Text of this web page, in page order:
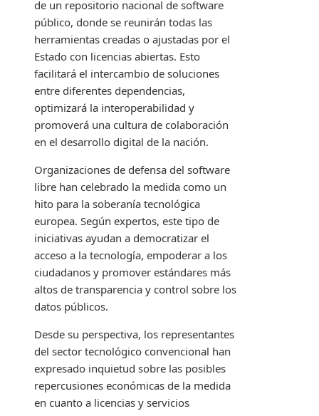
de un repositorio nacional de software
público, donde se reunirán todas las
herramientas creadas o ajustadas por el
Estado con licencias abiertas. Esto
facilitará el intercambio de soluciones
entre diferentes dependencias,
optimizará la interoperabilidad y
promoverá una cultura de colaboración
en el desarrollo digital de la nación.
Organizaciones de defensa del software
libre han celebrado la medida como un
hito para la soberanía tecnológica
europea. Según expertos, este tipo de
iniciativas ayudan a democratizar el
acceso a la tecnología, empoderar a los
ciudadanos y promover estándares más
altos de transparencia y control sobre los
datos públicos.
Desde su perspectiva, los representantes
del sector tecnológico convencional han
expresado inquietud sobre las posibles
repercusiones económicas de la medida
en cuanto a licencias y servicios